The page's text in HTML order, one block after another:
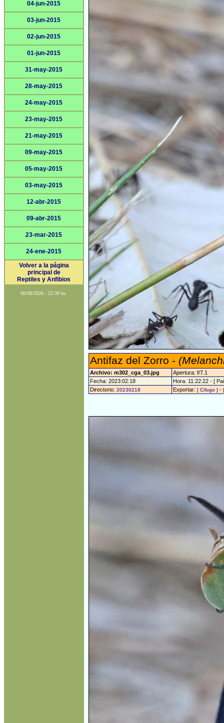
04-jun-2015
03-jun-2015
02-jun-2015
01-jun-2015
31-may-2015
28-may-2015
24-may-2015
23-may-2015
21-may-2015
09-may-2015
05-may-2015
03-may-2015
12-abr-2015
09-abr-2015
23-mar-2015
24-ene-2015
Volver a la página
principal de
Reptiles y Anfibios
08/08/2026 - 22:39 hs.
Antifaz del Zorro -
Archivo: m302_cga_03.jpg
Apertura: f/7.1
Fecha: 2023:02:18
Hora: 11:22:22 - [
Directorio: 20230218 Exportar: [ C/logo ] -